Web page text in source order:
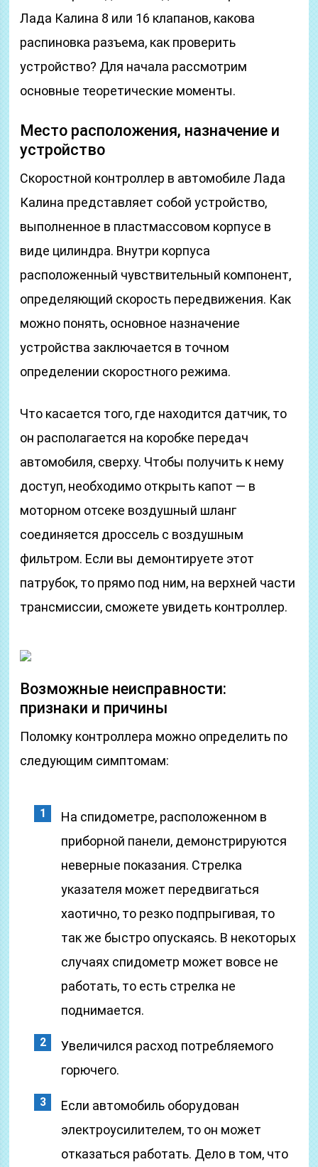
Лада Калина 8 или 16 клапанов, какова
распиновка разъема, как проверить
устройство? Для начала рассмотрим
основные теоретические моменты.
Место расположения, назначение и
устройство
Скоростной контроллер в автомобиле Лада
Калина представляет собой устройство,
выполненное в пластмассовом корпусе в
виде цилиндра. Внутри корпуса
расположенный чувствительный компонент,
определяющий скорость передвижения. Как
можно понять, основное назначение
устройства заключается в точном
определении скоростного режима.
Что касается того, где находится датчик, то
он располагается на коробке передач
автомобиля, сверху. Чтобы получить к нему
доступ, необходимо открыть капот — в
моторном отсеке воздушный шланг
соединяется дроссель с воздушным
фильтром. Если вы демонтируете этот
патрубок, то прямо под ним, на верхней части
трансмиссии, сможете увидеть контроллер.
Возможные неисправности:
признаки и причины
Поломку контроллера можно определить по
следующим симптомам:
На спидометре, расположенном в
приборной панели, демонстрируются
неверные показания. Стрелка
указателя может передвигаться
хаотично, то резко подпрыгивая, то
так же быстро опускаясь. В некоторых
случаях спидометр может вовсе не
работать, то есть стрелка не
поднимается.
Увеличился расход потребляемого
горючего.
Если автомобиль оборудован
электроусилителем, то он может
отказаться работать. Дело в том, что